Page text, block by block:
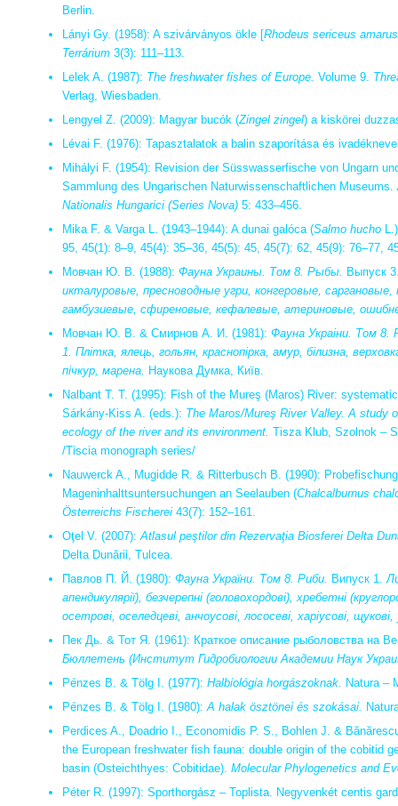
Berlin.
Lányi Gy. (1958): A szivárványos ökle [Rhodeus sericeus amarus
Terrárium 3(3): 111–113.
Lelek A. (1987): The freshwater fishes of Europe. Volume 9.
Verlag, Wiesbaden.
Lengyel Z. (2009): Magyar bucók (Zingel zingel) a kiskörei
Lévai F. (1976): Tapasztalatok a balin szaporítása és
Mihályi F. (1954): Revision der Süsswasserfische von Ungarn
Sammlung des Ungarischen Naturwissenschaftlichen Museums.
Nationalis Hungarici (Series Nova) 5: 433–456.
Mika F. & Varga L. (1943–1944): A dunai galóca (Salmo hucho
95, 45(1): 8–9, 45(4): 35–36, 45(5): 45, 45(7): 62, 45(9): 76–77,
Мовчан Ю. В. (1988): Фауна Украины. Том 8. Рыбы. Выпуск
икталуровые, пресноводные угри, конгеровые,
гамбузиевые, сфиреновые, кефалевые, атериновые,
Мовчан Ю. В. & Смирнов А. И. (1981): Фауна Украіни. Том 8.
1. Плітка, ялець, гольян, краснопірка, амур, білизна,
пічкур, марена. Наукова Думка, Київ.
Nalbant T. T. (1995): Fish of the Mureş (Maros) River:
Sárkány-Kiss A. (eds.): The Maros/Mureş River Valley.A study
ecology of the river and its environment. Tisza Klub, Szolnok –
/Tiscia monograph series/
Nauwerck A., Mugidde R. & Ritterbusch B. (1990):
Mageninhalttsuntersuchungen an Seelauben (Chalcalburnus
Österreichs Fischerei 43(7): 152–161.
Oţel V. (2007):Atlasul peştilor din Rezervaţia Biosferei Delta
Delta Dunǎrii, Tulcea.
Павлов П. Й. (1980): Фауна України. Том 8. Риби. Випуск 1.
апендикулярії), безчерепні (головохордові), хребетні
осетрові, оселедцеві, анчоусові, лососеві, харіусові, щукові,
Пек Дь. & Тот Я. (1961): Краткое описание рыболовства на
Бюллетень (Институт Гидробиологии Академии Наук
Pénzes B. & Tölg I. (1977): Halbiológia horgászoknak. Natura –
Pénzes B. & Tölg I. (1980):A halak ösztönei és szokásai.
Perdices A., Doadrio I., Economidis P. S., Bohlen J. &
the European freshwater fish fauna: double origin of the cobitid
basin (Osteichthyes: Cobitidae). Molecular Phylogenetics and
Péter R. (1997): Sporthorgász – Toplista. Negyvenkét centis